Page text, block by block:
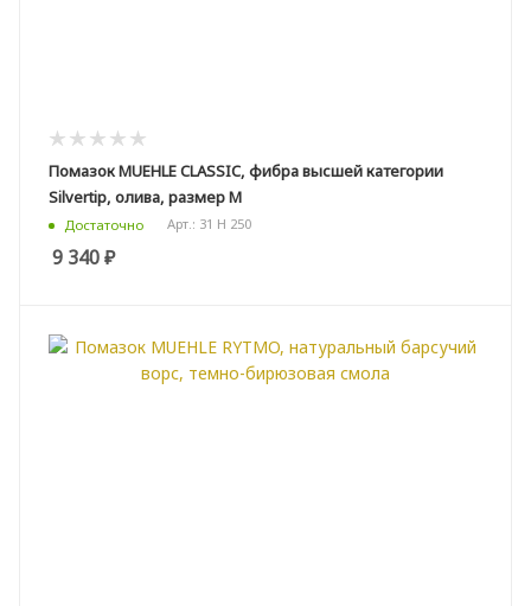
Помазок MUEHLE CLASSIC, фибра высшей категории
Silvertip, олива, размер M
Достаточно Арт.: 31 H 250
9 340₽